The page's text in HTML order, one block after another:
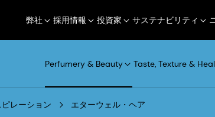
弊社 採用情報 投資家 サステナビリティ
Perfumery & Beauty Taste, Texture &
レーション エターウェル・ヘア